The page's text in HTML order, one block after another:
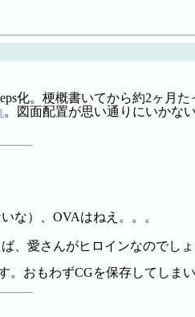
化。梗概書いてから約2ヶ月
。図面配置が思い通りにいかな
な）、OVAはねえ。。。
、愛さんがヒロインなのでしょ
おもわずCGを保存してしまい